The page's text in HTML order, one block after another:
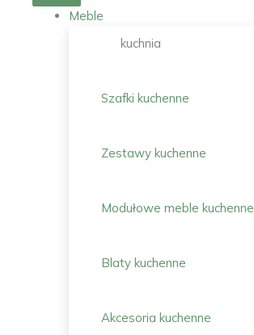
Meble
kuchnia
Szafki kuchenne
Zestawy kuchenne
Modułowe meble kuchenne
Blaty kuchenne
Akcesoria kuchenne